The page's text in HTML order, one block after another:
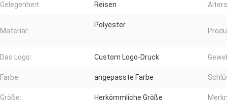
Gelegenheit: Reisen
Material:
Polyester
Das Logo: Custom Logo-Druck
Farbe: angepasste Farbe
Größe: Herkömmliche Größe